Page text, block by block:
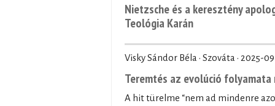
Nietzsche és a keresztény
Teológia Karán
Visky Sándor Béla · Szováta · 2025-
Teremtés az evolúció folyamata
A hit türelme “nem ad mindenre